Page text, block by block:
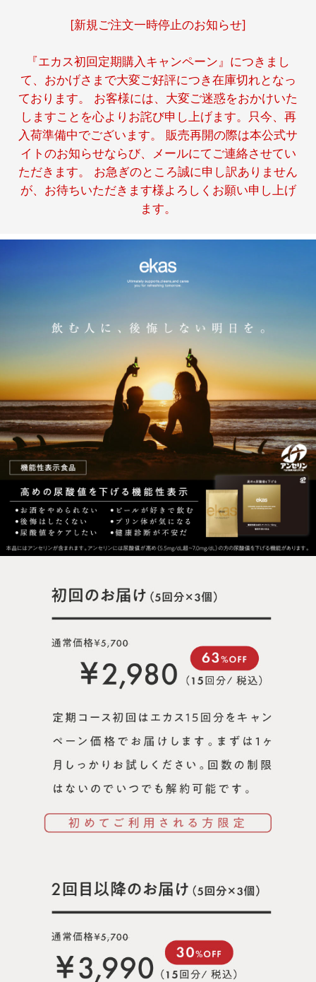
[新規ご注文一時停止のお知らせ]
『エカス初回定期購入キャンペーン』につきまし
て、おかげさまで大変ご好評につき在庫切れとなっ
ております。 お客様には、大変ご迷惑をおかけいた
しますことを心よりお詫び申し上げます。只今、再
入荷準備中でございます。 販売再開の際は本公式サ
イトのお知らせならび、メールにてご連絡させてい
ただきます。 お急ぎのところ誠に申し訳ありません
が、お待ちいただきます様よろしくお願い申し上げ
ます。